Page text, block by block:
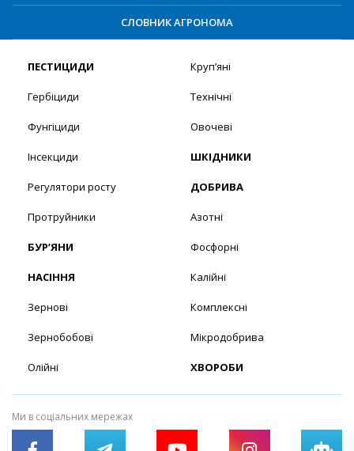
СЛОВНИК АГРОНОМА
ПЕСТИЦИДИ
Гербіциди
Фунгіциди
Інсекциди
Регулятори росту
Протруйники
БУР’ЯНИ
НАСІННЯ
Зернові
Зернобобові
Олійні
Круп’яні
Технічні
Овочеві
ШКІДНИКИ
ДОБРИВА
Азотні
Фосфорні
Калійні
Комплексні
Мікродобрива
ХВОРОБИ
Ми в соціальних мережах